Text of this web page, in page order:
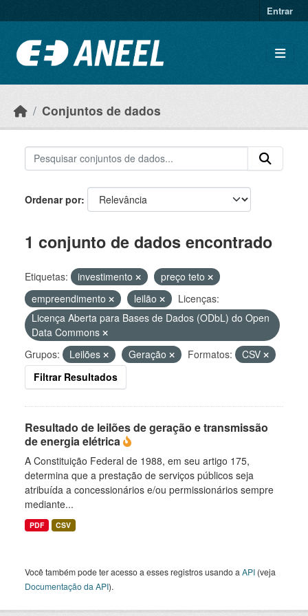
Entrar
Conjuntos de dados
Ordenar por
1 conjunto de dados encontrado
Etiquetas: investimento
preço teto
empreendimento
leilão
Licenças:
Licença Aberta para Bases de Dados (ODbL) do Open
Data Commons
Grupos:
Leilões Geração Formatos:
CSV
Filtrar Resultados
Resultado de leilões de geração e transmissão
de energia elétrica
A Constituição Federal de 1988, em seu artigo 175,
determina que a prestação de serviços públicos seja
atribuída a concessionários e/ou permissionários sempre
mediante...
PDF CSV
Você também pode ter acesso a esses registros usando a API (veja
Documentação da API).